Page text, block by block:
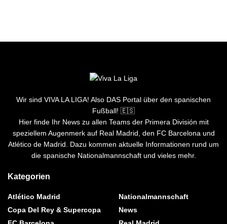
Wir sind VIVA LA LIGA! Also DAS Portal über den spanischen
Fußball! 🇪🇸
Hier finde Ihr News zu allen Teams der Primera División mit
speziellem Augenmerk auf Real Madrid, den FC Barcelona und
Atlético de Madrid. Dazu kommen aktuelle Informationen rund um
die spanische Nationalmannschaft und vieles mehr.
Kategorien
Atlético Madrid
Copa Del Rey & Supercopa
Nationalmannschaft
News